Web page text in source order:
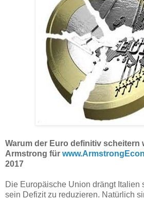
Warum der Euro definitiv scheitern
Armstrong für
2017
Die Europäische Union drängt Italien
sein Defizit zu reduzieren. Natürlich